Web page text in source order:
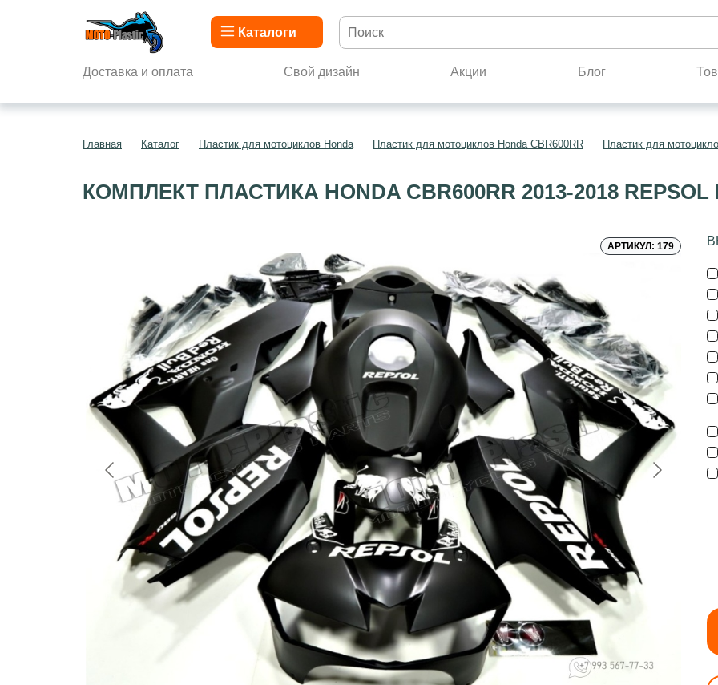
Каталоги
Доставка и оплата Свой дизайн Акции Блог
Главная Каталог Пластик для мотоциклов Honda Пластик для мотоциклов Honda CBR600RR Пластик для
КОМПЛЕКТ ПЛАСТИКА HONDA CBR600RR 2013-2018
АРТИКУЛ: 179